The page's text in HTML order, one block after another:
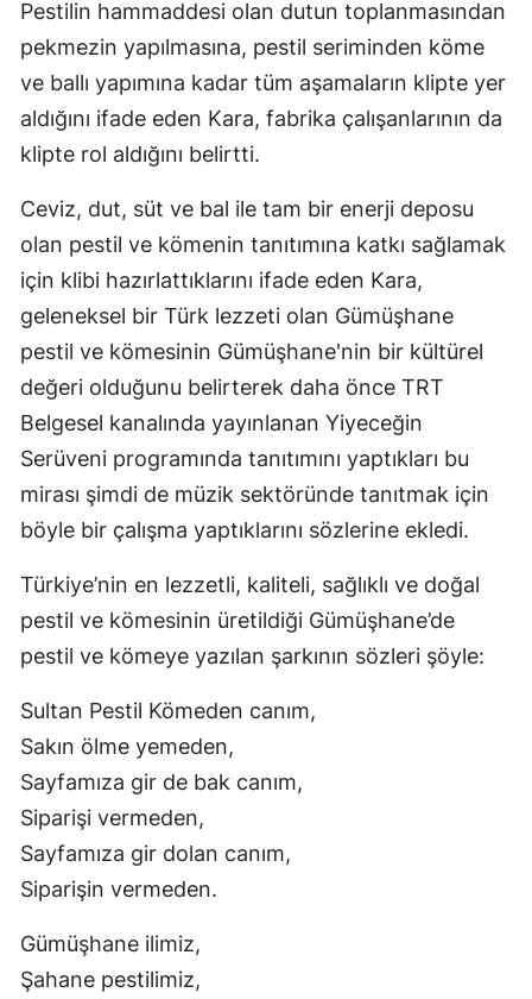
Malatya
Manisa
Kahramanmaraş
Muğla
Muş
Nevşehir
Niğde
Ordu
Sakarya
Samsun
Siirt
Sinop
Sivas
Pestilin hammaddesi olan dutun toplanmasından
pekmezin yapılmasına, pestil seriminden köme
ve ballı yapımına kadar tüm aşamaların klipte yer
aldığını ifade eden Kara, fabrika çalışanlarının da
klipte rol aldığını belirtti.
Ceviz, dut, süt ve bal ile tam bir enerji deposu
olan pestil ve kömenin tanıtımına katkı sağlamak
için klibi hazırlattıklarını ifade eden Kara,
geleneksel bir Türk lezzeti olan Gümüşhane
pestil ve kömesinin Gümüşhane'nin bir kültürel
değeri olduğunu belirterek daha önce TRT
Belgesel kanalında yayınlanan Yiyeceğin
Serüveni programında tanıtımını yaptıkları bu
mirası şimdi de müzik sektöründe tanıtmak için
böyle bir çalışma yaptıklarını sözlerine ekledi.
Türkiye’nin en lezzetli, kaliteli, sağlıklı ve doğal
pestil ve kömesinin üretildiği Gümüşhane’de
pestil ve kömeye yazılan şarkının sözleri şöyle:
Sultan Pestil Kömeden canım,
Sakın ölme yemeden,
Sayfamıza gir de bak canım,
Siparişi vermeden,
Sayfamıza gir dolan canım,
Siparişin vermeden.
Gümüşhane ilimiz,
Şahane pestilimiz,